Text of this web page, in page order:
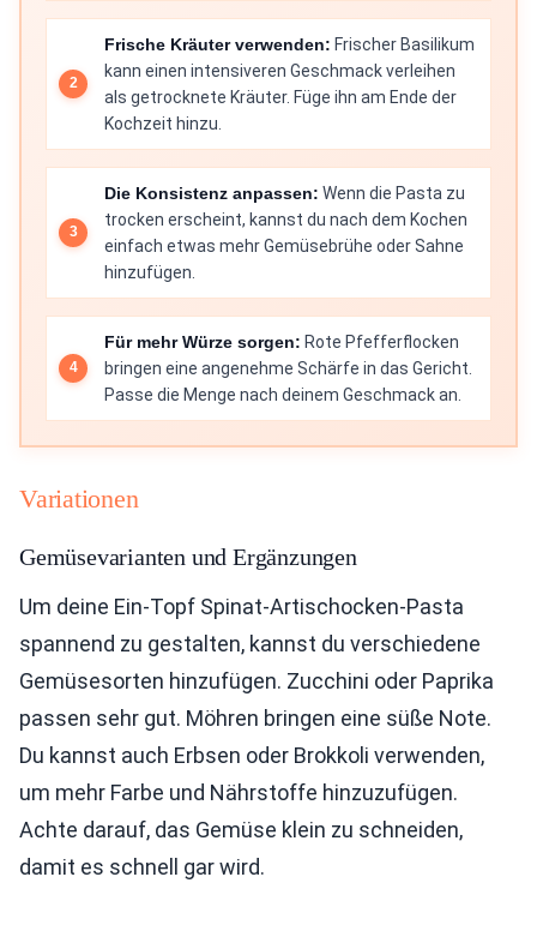
Frische Kräuter verwenden: Frischer Basilikum
kann einen intensiveren Geschmack verleihen
als getrocknete Kräuter. Füge ihn am Ende der
Kochzeit hinzu.
Die Konsistenz anpassen: Wenn die Pasta zu
trocken erscheint, kannst du nach dem Kochen
einfach etwas mehr Gemüsebrühe oder Sahne
hinzufügen.
Für mehr Würze sorgen: Rote Pfefferflocken
bringen eine angenehme Schärfe in das Gericht.
Passe die Menge nach deinem Geschmack an.
Variationen
Gemüsevarianten und Ergänzungen
Um deine Ein-Topf Spinat-Artischocken-Pasta
spannend zu gestalten, kannst du verschiedene
Gemüsesorten hinzufügen. Zucchini oder Paprika
passen sehr gut. Möhren bringen eine süße Note.
Du kannst auch Erbsen oder Brokkoli verwenden,
um mehr Farbe und Nährstoffe hinzuzufügen.
Achte darauf, das Gemüse klein zu schneiden,
damit es schnell gar wird.